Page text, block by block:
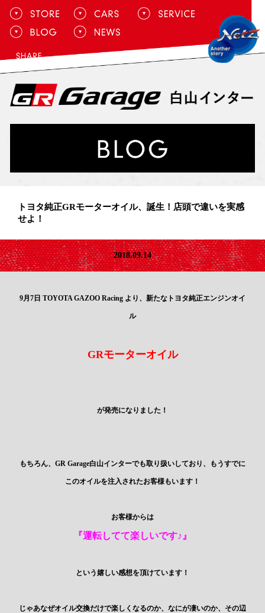
トヨタ純正GRモーターオイル、誕生！店頭で違いを実感
せよ！
2018.09.14
9月7日 TOYOTA GAZOO Racing より、新たなトヨタ純正エンジンオイ
ル
GRモーターオイル
が発売になりました！
もちろん、GR Garage白山インターでも取り扱いしており、もうすでに
このオイルを注入されたお客様もいます！
お客様からは
『運転してて楽しいです♪』
という嬉しい感想を頂けています！
じゃあなぜオイル交換だけで楽しくなるのか、なにが凄いのか、その辺